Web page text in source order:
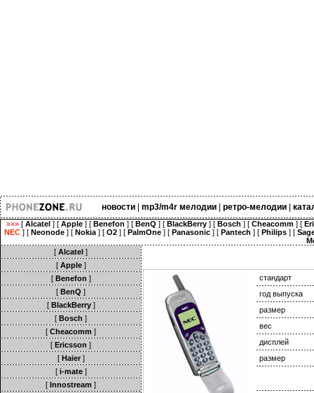
новости| mp3/m4r мелодии| ретро-мелодии|
»»» [ Alcatel ] [ Apple ] [ Benefon ] [ BenQ ] [ BlackBerry ] [ Bosch ] [ Cheacomm ] [
NEC ] [ Neonode ] [ Nokia ] [ O2 ] [ PalmOne ] [ Panasonic ] [ Pantech ] [ Philips ] [
[ Alcatel ]
[ Apple]
[ Benefon ]
[ BenQ ]
[ BlackBerry]
[ Bosch ]
[ Cheacomm ]
[ Ericsson ]
[ Haier]
[ i-mate]
[ Innostream ]
стандарт
год выпуска
размер
вес
дисплей
размер